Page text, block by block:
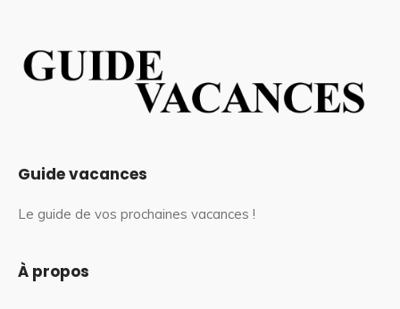
Guide vacances
Le guide de vos prochaines vacances !
À propos